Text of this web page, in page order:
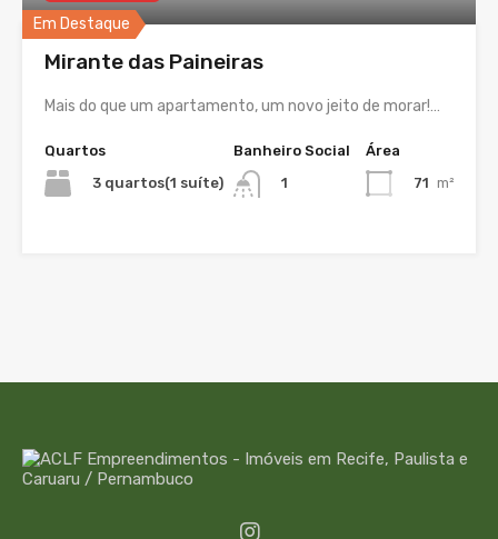
Em Destaque
Mirante das Paineiras
Mais do que um apartamento, um novo jeito de morar!…
Quartos
3 quartos(1 suíte)
Banheiro Social
1
Área
71 m²